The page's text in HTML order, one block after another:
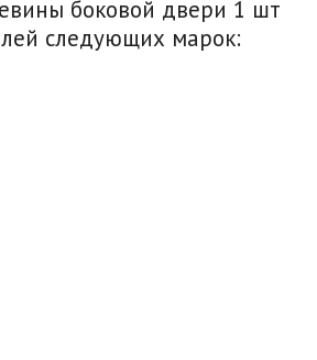
боковой двери 1 шт
следующих марок: